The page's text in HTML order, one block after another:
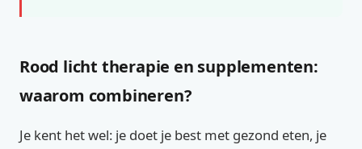
Rood licht therapie en supplementen:
waarom combineren?
Je kent het wel: je doet je best met gezond eten, je